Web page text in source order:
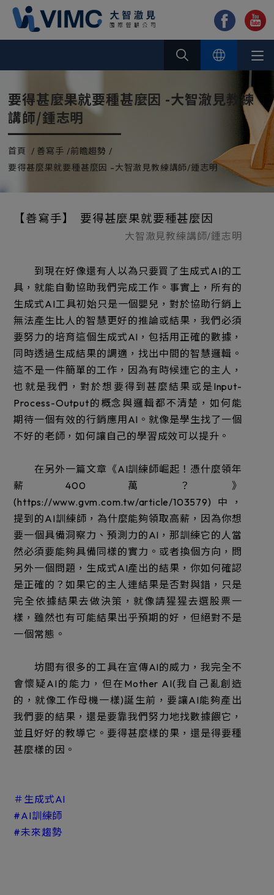
要得甚麼果就要種甚麼因 -大智澈見教練
講師/鍾志明
首頁 善寫手
前瞻趨勢
要得甚麼果就要種甚麼因 -大智澈見教練講師/鍾志明
【善寫手】 要得甚麼果就要種甚麼因
大智澈見教練講師/鍾志明
到現在好像還有人以為只要買了生成式AI的工
具，就能自動協助我們完成工作。事實上，所有的
生成式AI工具初始只是一個嬰兒，對於協助行銷上
無法產生比人的智慧更好的推論或結果，我們必須
要努力的培育這個生成式AI，包括用正確的數據，
同時透過生成結果的調適，找出中間的智慧邏輯。
這不是一件簡單的工作，因為有時候連它的主人，
也就是我們，對於想要得到甚麼結果或是Input-
Process-Output的概念與邏輯都不清楚，如何能
期待一個有效的行銷應用AI。就像是學生找了一個
不好的老師，如何讓自己的學習成效可以提升。
在另外一篇文章《AI訓練師崛起！憑什麼領年
薪400萬？》
(https://www.gvm.com.tw/article/103579) 中，
提到的AI訓練師，為什麼能夠領取高薪，因為你想
要一個具備洞察力、預測力的AI，那訓練它的人當
然必須要能夠具備同樣的實力。或者換個方向，問
另外一個問題，生成式AI產出的結果，你如何確認
是正確的？如果它的主人連結果是否對與錯，只是
完全依據結果去做決策，就像請猩猩去選股票一
樣，雖然也有可能結果出乎預期的好，但絕對不是
一個常態。
坊間有很多的工具在宣傳AI的威力，我完全不
會懷疑AI的能力，但在Mother AI(我自己亂創造
的，就像工作母機一樣)誕生前，要讓AI能夠產出
我們要的結果，還是要靠我們努力地找數據餵它，
並且好好的教導它。要得甚麼樣的果，還是得要種
甚麼樣的因。
＃生成式AI
#AI訓練師
#未來趨勢
Cookie管理面板